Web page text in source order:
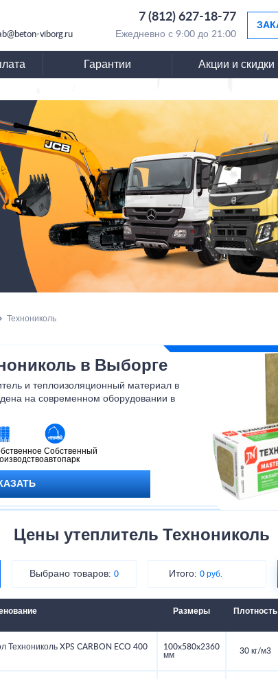
7 (812) 627-18-77
viborg.ru Ежедневно с 9:00 до 21:00
Гарантии Акции и скидки
Технониколь
в Выборге
и теплоизоляционный материал в
на современном оборудовании в
качества. Прежде чем
следует ознакомиться с
материала.
Собственный
автопарк
Цены утеплитель Технониколь
Выбрано товаров: 0 Итого:0 руб.
Размеры Плотность
Технониколь XPS CARBON ECO 400
100x580x2360
мм
30 кг/м3